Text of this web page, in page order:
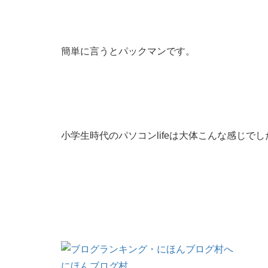
簡単に言うとパックマンです。
小学生時代のパソコンlifeは大体こんな感じでし
にほんブログ村